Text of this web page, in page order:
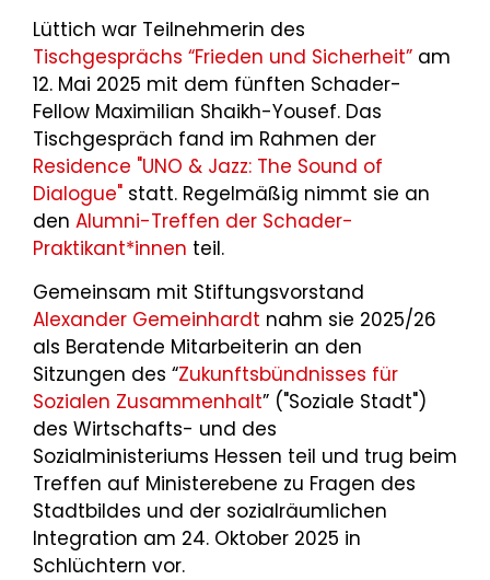
Lüttich war Teilnehmerin des
Tischgesprächs “Frieden und Sicherheit” am
12. Mai 2025 mit dem fünften Schader-
Fellow Maximilian Shaikh-Yousef. Das
Tischgespräch fand im Rahmen der
Residence "UNO & Jazz: The Sound of
Dialogue" statt. Regelmäßig nimmt sie an
den Alumni-Treffen der Schader-
Praktikant*innen teil.
Gemeinsam mit Stiftungsvorstand
Alexander Gemeinhardt nahm sie 2025/26
als Beratende Mitarbeiterin an den
Sitzungen des “Zukunftsbündnisses für
Sozialen Zusammenhalt” ("Soziale Stadt")
des Wirtschafts- und des
Sozialministeriums Hessen teil und trug beim
Treffen auf Ministerebene zu Fragen des
Stadtbildes und der sozialräumlichen
Integration am 24. Oktober 2025 in
Schlüchtern vor.